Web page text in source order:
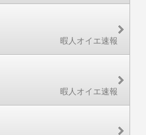
暇人オイエ速報
暇人オイエ速報